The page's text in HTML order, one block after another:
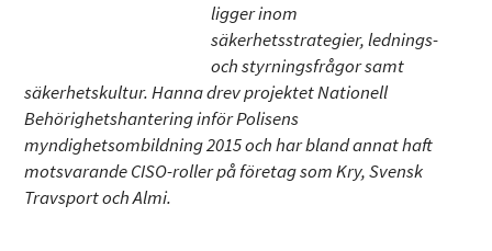
ligger inom
säkerhetsstrategier, lednings-
och styrningsfrågor samt
säkerhetskultur. Hanna drev projektet Nationell
Behörighetshantering inför Polisens
myndighetsombildning 2015 och har bland annat haft
motsvarande CISO-roller på företag som Kry, Svensk
Travsport och Almi.